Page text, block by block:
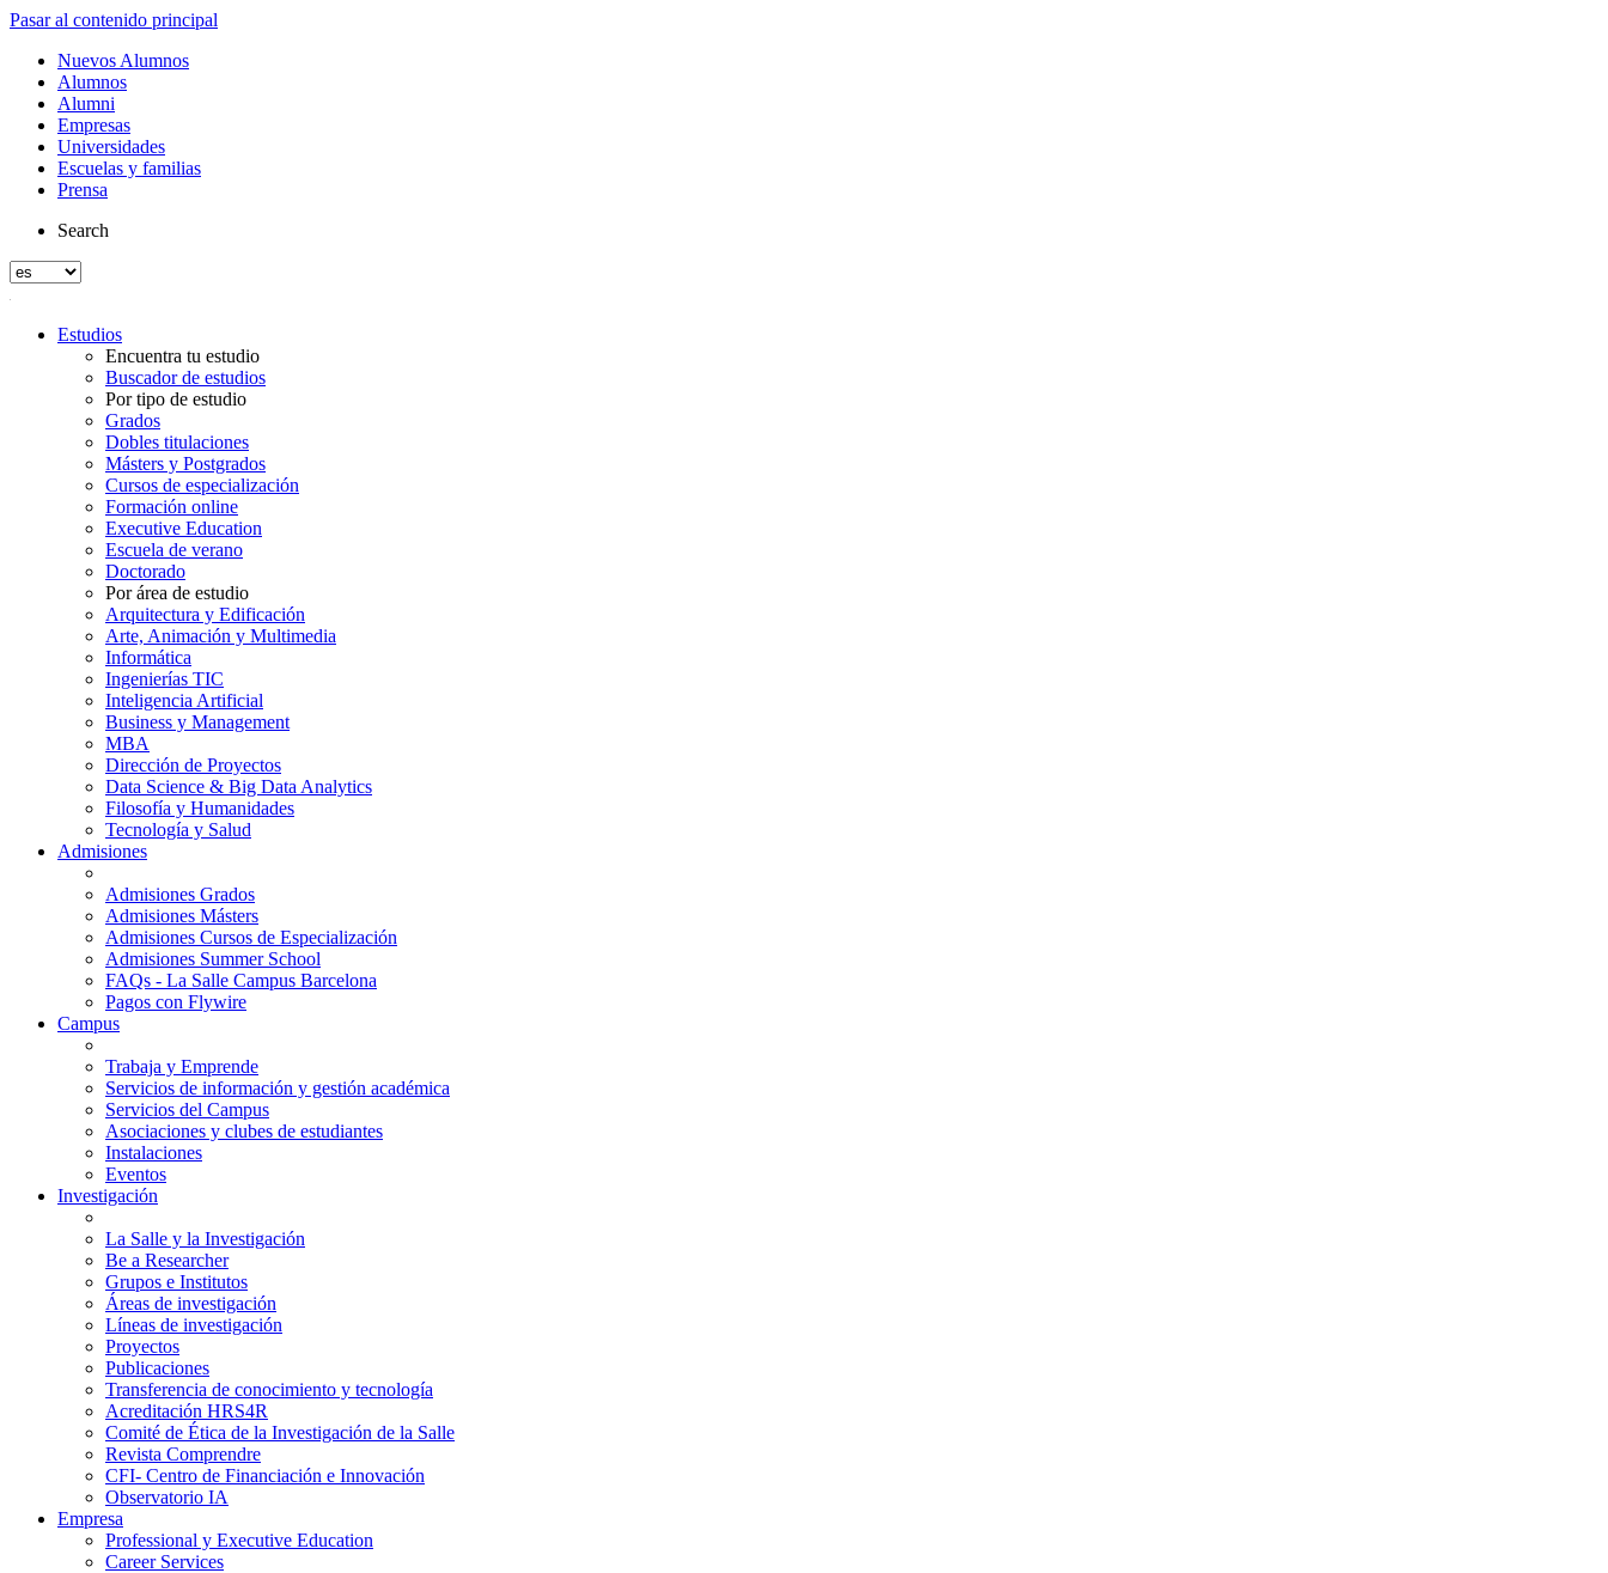
Pasar al contenido principal
Nuevos Alumnos
Alumnos
Alumni
Empresas
Universidades
Escuelas y familias
Prensa
Search
Estudios
Encuentra tu estudio
Buscador de estudios
Por tipo de estudio
Grados
Dobles titulaciones
Másters y Postgrados
Cursos de especialización
Formación online
Executive Education
Escuela de verano
Doctorado
Por área de estudio
Arquitectura y Edificación
Arte, Animación y Multimedia
Informática
Ingenierías TIC
Inteligencia Artificial
Business y Management
MBA
Dirección de Proyectos
Data Science & Big Data Analytics
Filosofía y Humanidades
Tecnología y Salud
Admisiones
Admisiones Grados
Admisiones Másters
Admisiones Cursos de Especialización
Admisiones Summer School
FAQs - La Salle Campus Barcelona
Pagos con Flywire
Campus
Trabaja y Emprende
Servicios de información y gestión académica
Servicios del Campus
Asociaciones y clubes de estudiantes
Instalaciones
Eventos
Investigación
La Salle y la Investigación
Be a Researcher
Grupos e Institutos
Áreas de investigación
Líneas de investigación
Proyectos
Publicaciones
Transferencia de conocimiento y tecnología
Acreditación HRS4R
Comité de Ética de la Investigación de la Salle
Revista Comprendre
CFI- Centro de Financiación e Innovación
Observatorio IA
Empresa
Professional y Executive Education
Career Services